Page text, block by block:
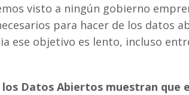
visto a ningún gobierno
para hacer de los datos
ese objetivo es lento, incluso
Datos Abiertos muestran que